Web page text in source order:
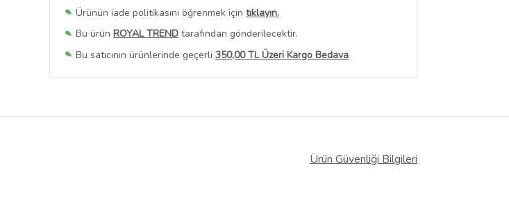
Ürünün iade politikasını öğrenmek için tıklayın.
Bu ürün ROYAL TREND tarafından gönderilecektir.
Bu satıcının ürünlerinde geçerli 350,00 TL Üzeri Kargo Bedava
Bu SatıcınınTüm Ürünlerini Görüntüle
Ürün Güvenliği Bilgileri